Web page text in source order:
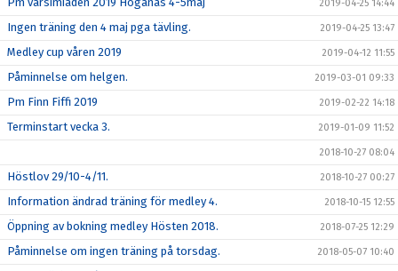
2019-04-25 14:44
Ingen träning den 4 maj pga tävling. 2019-04-25 13:47
Medley cup våren 2019 2019-04-12 11:55
Påminnelse om helgen. 2019-03-01 09:33
Pm Finn Fiffi 2019 2019-02-22 14:18
Terminstart vecka 3. 2019-01-09 11:52
2018-10-27 08:04
Höstlov 29/10-4/11. 2018-10-27 00:27
Information ändrad träning för medley 4. 2018-10-15 12:55
Öppning av bokning medley Hösten 2018. 2018-07-25 12:29
Påminnelse om ingen träning på torsdag. 2018-05-07 10:40